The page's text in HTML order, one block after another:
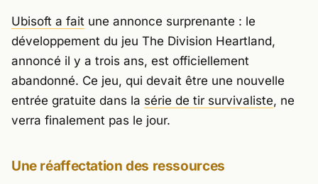
Ubisoft a fait une annonce surprenante : le
développement du jeu The Division Heartland,
annoncé il y a trois ans, est officiellement
abandonné. Ce jeu, qui devait être une nouvelle
entrée gratuite dans la série de tir survivaliste, ne
verra finalement pas le jour.
Une réaffectation des ressources